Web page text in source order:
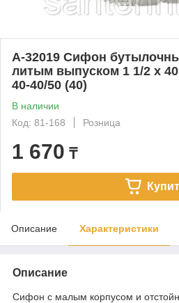
А-32019 Сифон
литым выпуском 1 1/2 х
40-40/50 (40)
В наличии
Код: 81-168
Розница
1 670 ₸
Описание Характеристики
Описание
Сифон с малым корпусом и